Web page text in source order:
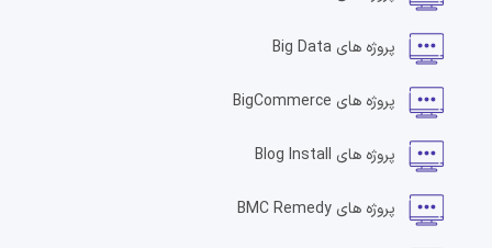
پروژه های Big Data
پروژه های BigCommerce
پروژه های Blog Install
پروژه های BMC Remedy